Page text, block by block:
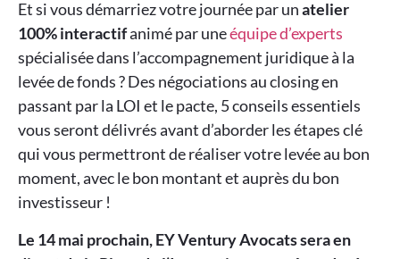
Et si vous démarriez votre journée par unatelier
100% interactifanimé par uneéquipe d’experts
spécialisée dans l’accompagnement juridique à la
levée de fonds ? Des négociations au closing en
passant par la LOI et le pacte, 5 conseils essentiels
vous seront délivrés avant d’aborder les étapes clé
qui vous permettront de réaliser votre levée au bon
moment, avec le bon montant et auprès du bon
investisseur !
Le 14 mai prochain, EY Ventury Avocats sera en